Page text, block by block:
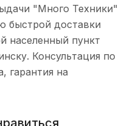
"Много Техники"
быстрой доставки
населенный пункт
Консультация по
гарантия на